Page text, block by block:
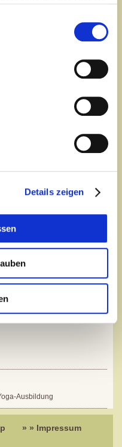
Details zeigen
habe ich eine
und eine einjährige
mit tiefer Freude Yoga
Weise an die Hatha-
hinausgeht - obwohl es
leistet. Für mich
Ausbildung
» » Impressum